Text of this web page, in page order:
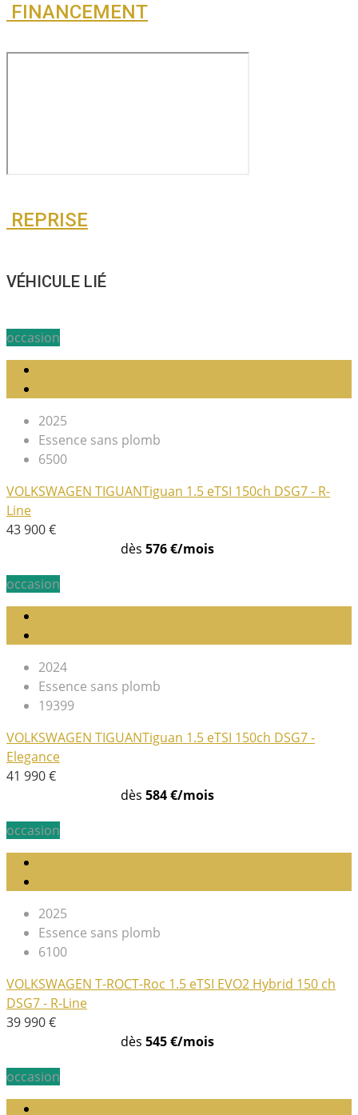
FINANCEMENT
REPRISE
VÉHICULE LIÉ
occasion
2025
Essence sans plomb
6500
VOLKSWAGEN TIGUANTiguan 1.5 eTSI 150ch DSG7 - R-
Line
43 900 €
dès 576 €/mois
occasion
2024
Essence sans plomb
19399
VOLKSWAGEN TIGUANTiguan 1.5 eTSI 150ch DSG7 -
Elegance
41 990 €
dès 584 €/mois
occasion
2025
Essence sans plomb
6100
VOLKSWAGEN T-ROCT-Roc 1.5 eTSI EVO2 Hybrid 150 ch
DSG7 - R-Line
39 990 €
dès 545 €/mois
occasion